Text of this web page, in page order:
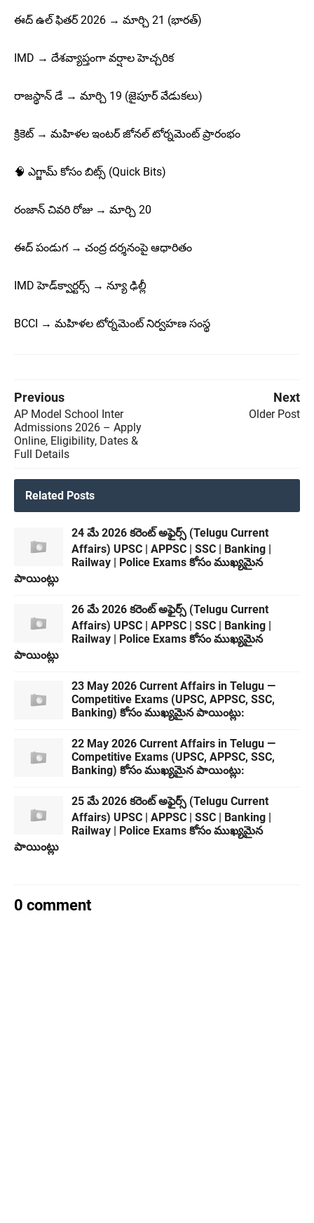
ఈద్ ఉల్ ఫితర్ 2026 → మార్చి 21 (భారత్)
IMD → దేశవ్యాప్తంగా వర్షాల హెచ్చరిక
రాజస్థాన్ డే → మార్చి 19 (జైపూర్ వేడుకలు)
క్రికెట్ → మహిళల ఇంటర్ జోనల్ టోర్నమెంట్ ప్రారంభం
🧠 ఎగ్జామ్ కోసం బిట్స్ (Quick Bits)
రంజాన్ చివరి రోజు → మార్చి 20
ఈద్ పండుగ → చంద్ర దర్శనంపై ఆధారితం
IMD హెడ్‌క్వార్టర్స్ → న్యూ ఢిల్లీ
BCCI → మహిళల టోర్నమెంట్ నిర్వహణ సంస్థ
Previous
AP Model School Inter
Admissions 2026 – Apply
Online, Eligibility, Dates &
Full Details
Next
Older Post
Related Posts
24 మే 2026 కరెంట్ అఫైర్స్ (Telugu Current
Affairs) UPSC | APPSC | SSC | Banking |
Railway | Police Exams కోసం ముఖ్యమైన
పాయింట్లు
26 మే 2026 కరెంట్ అఫైర్స్ (Telugu Current
Affairs) UPSC | APPSC | SSC | Banking |
Railway | Police Exams కోసం ముఖ్యమైన
పాయింట్లు
23 May 2026 Current Affairs in Telugu —
Competitive Exams (UPSC, APPSC, SSC,
Banking) కోసం ముఖ్యమైన పాయింట్లు:
22 May 2026 Current Affairs in Telugu —
Competitive Exams (UPSC, APPSC, SSC,
Banking) కోసం ముఖ్యమైన పాయింట్లు:
25 మే 2026 కరెంట్ అఫైర్స్ (Telugu Current
Affairs) UPSC | APPSC | SSC | Banking |
Railway | Police Exams కోసం ముఖ్యమైన
పాయింట్లు
0 comment